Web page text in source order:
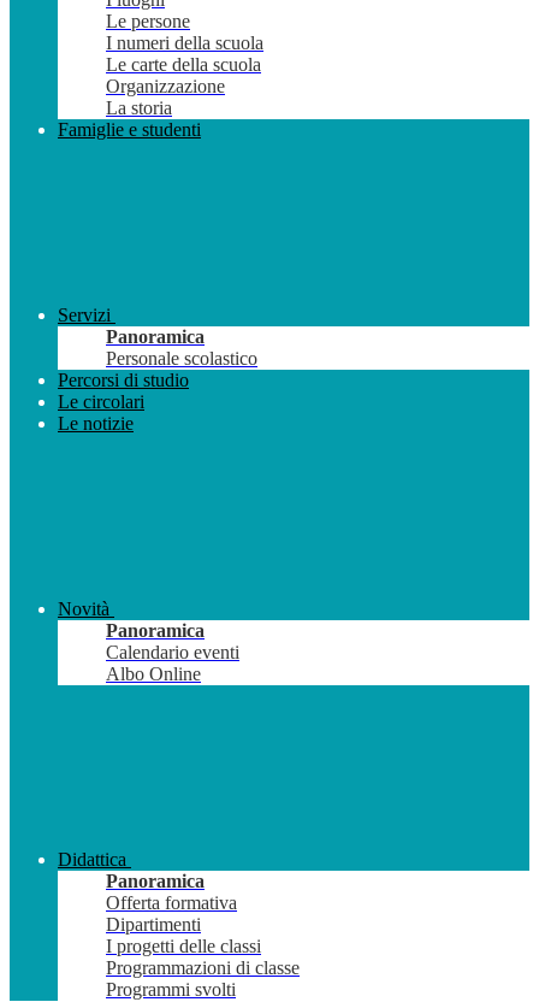
Le persone
I numeri della scuola
Le carte della scuola
Organizzazione
La storia
Famiglie e studenti
Servizi
Panoramica
Personale scolastico
Percorsi di studio
Le circolari
Le notizie
Novità
Panoramica
Calendario eventi
Albo Online
Didattica
Panoramica
Offerta formativa
Dipartimenti
I progetti delle classi
Programmazioni di classe
Programmi svolti